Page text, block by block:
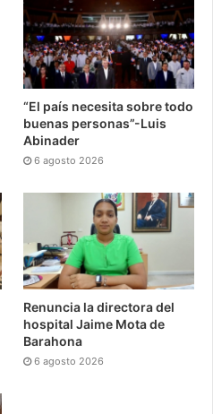
“El país necesita sobre todo
buenas personas”-Luis
Abinader
6 agosto 2026
Renuncia la directora del
hospital Jaime Mota de
Barahona
6 agosto 2026